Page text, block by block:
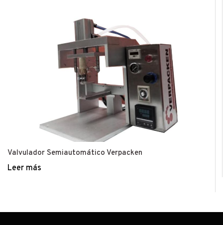
Valvulador Semiautomático Verpacken
Leer más